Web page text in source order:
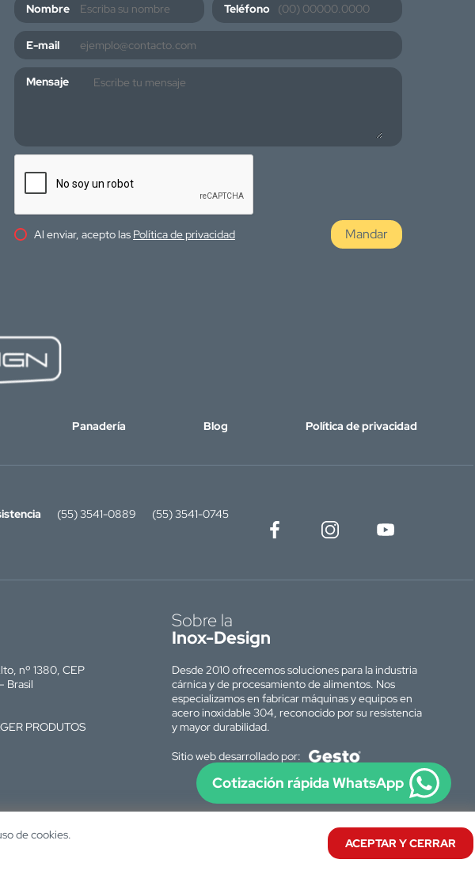
Nombre Teléfono
E-mail
Mensaje
Al enviar, acepto las Política de privacidad Mandar
Panadería Blog Política de privacidad
(55) 3541-0889 (55) 3541-0745
nº 1380, CEP
Brasil
PRODUTOS
Sobre la
Inox-Design
Desde 2010 ofrecemos soluciones para la industria
cárnica y de procesamiento de alimentos. Nos
especializamos en fabricar máquinas y equipos en
acero inoxidable 304, reconocido por su resistencia
y mayor durabilidad.
Sitio web desarrollado por:
Cotización rápida WhatsApp
de cookies.
ACEPTAR Y CERRAR